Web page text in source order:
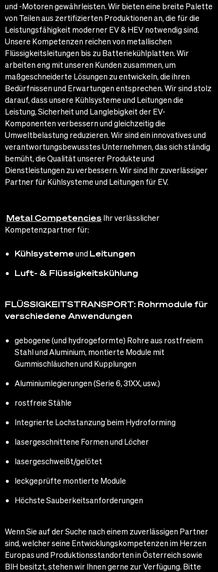
und -Motoren gewährleisten. Wir bieten eine breite Palette
von Teilen aus zertifizierten Produktionen an, die für die
Leistungsfähigkeit moderner EV & HEV notwendig sind.
Unsere Kompetenzen reichen von metallischen
Flüssigkeitsleitungen bis zu Batteriekühlplatten. Wir
arbeiten eng mit unseren Kunden zusammen, um
maßgeschneiderte Lösungen zu entwickeln, die ihren
Bedürfnissen und Erwartungen entsprechen. Wir sind stolz
darauf, dass unsere Kühlsysteme und Leitungen die
Leistung, Sicherheit und Langlebigkeit der EV-
Komponenten verbessern und gleichzeitig die
Umweltbelastung reduzieren. Wir sind ein innovatives und
verantwortungsbewusstes Unternehmen, das sich ständig
bemüht, die Qualität unserer Produkte und
Dienstleistungen zu verbessern. Wir sind Ihr zuverlässiger
Partner für Kühlsysteme und Leitungen für EV.
Metal Competencies Ihr verlässlicher
Kompetenzpartner für:
KühlsystemeundLeitungen
Luft- & Flüssigkeitskühlung
FLÜSSIGKEITSTRANSPORT: Rohrmodule für
verschiedene Anwendungen
gebogene (und hydrogeformte) Rohre aus rostfreiem
Stahl und Aluminium, montierte Module mit
Gummischläuchen und Kupplungen
Aluminiumlegierungen (Serie 6, 31XX, usw.)
rostfreie Stähle
Integrierte Lochstanzung beim Hydroforming
lasergeschnittene Formen und Löcher
lasergeschweißt/gelötet
leckgeprüfte montierte Module
Höchste Sauberkeitsanforderungen
Wenn Sie auf der Suche nach einem zuverlässigen Partner
sind, welcher seine Entwicklungskompetenzen im Herzen
Europas und Produktionsstandorten in Österreich sowie
BIH besitzt, stehen wir Ihnen gerne zur Verfügung. Bitte